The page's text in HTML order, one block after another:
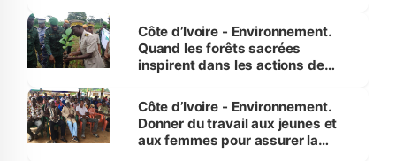
Côte d’Ivoire - Environnement.
Quand les forêts sacrées
inspirent dans les actions de
Côte d’Ivoire - Environnement.
Donner du travail aux jeunes et
aux femmes pour assurer la